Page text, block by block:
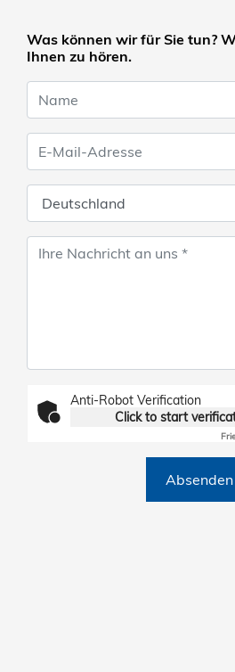
Was können wir für Sie tun?
Ihnen zu hören.
Anti-Robot Verification
Click to start
Absenden